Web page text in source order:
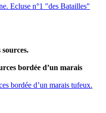
Ecluse n°1 "des Batailles"
bordée d’un marais
bordée d’un marais tufeux.